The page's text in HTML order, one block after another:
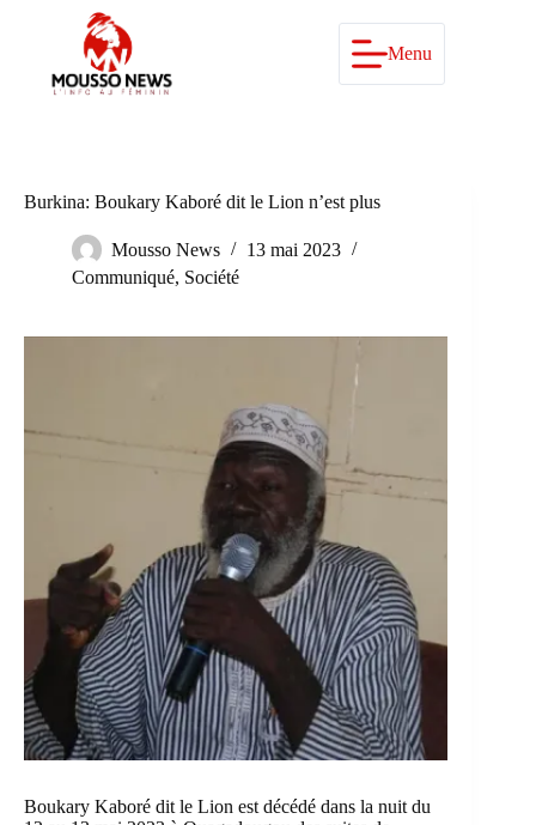
Menu
Burkina: Boukary Kaboré dit le Lion n’est plus
Mousso News
13 mai 2023
Communiqué, Société
Boukary Kaboré dit le Lion est décédé dans la nuit du